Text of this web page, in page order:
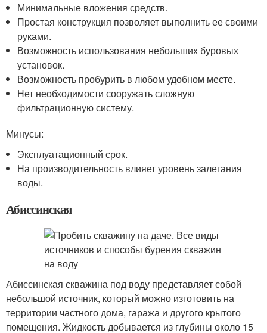
Минимальные вложения средств.
Простая конструкция позволяет выполнить ее своими
руками.
Возможность использования небольших буровых
установок.
Возможность пробурить в любом удобном месте.
Нет необходимости сооружать сложную
фильтрационную систему.
Минусы:
Эксплуатационный срок.
На производительность влияет уровень залегания
воды.
Абиссинская
Абиссинская скважина под воду представляет собой
небольшой источник, который можно изготовить на
территории частного дома, гаража и другого крытого
помещения. Жидкость добывается из глубины около 15